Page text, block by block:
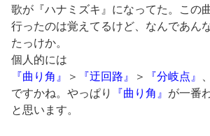
歌が『ハナミズキ』になってた。この
行ったのは覚えてるけど、なんであん
たっけか。
個人的には
『曲り角』
＞ 『迂回路』 ＞ 『分岐点』
ですかね。やっぱり
『曲り角』 が一番
と思います。